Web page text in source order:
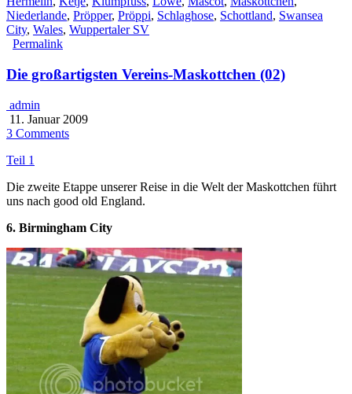
Niederlande, Pröpper, Pröppi, Schlaghose, Schottland, Swansea
City, Wales, Wuppertaler SV
Permalink
Die großartigsten Vereins-Maskottchen (02)
admin
11. Januar 2009
3 Comments
Teil 1
Die zweite Etappe unserer Reise in die Welt der Maskottchen führt
uns nach good old England.
6. Birmingham City